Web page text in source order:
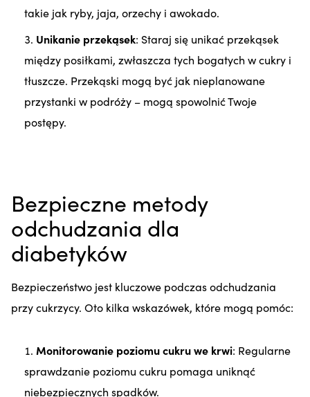
takie jak ryby, jaja, orzechy i awokado.
Unikanie przekąsek: Staraj się unikać przekąsek
między posiłkami, zwłaszcza tych bogatych w cukry i
tłuszcze. Przekąski mogą być jak nieplanowane
przystanki w podróży – mogą spowolnić Twoje
postępy.
Bezpieczne metody
odchudzania dla
diabetyków
Bezpieczeństwo jest kluczowe podczas odchudzania
przy cukrzycy. Oto kilka wskazówek, które mogą pomóc:
Monitorowanie poziomu cukru we krwi: Regularne
sprawdzanie poziomu cukru pomaga uniknąć
niebezpiecznych spadków.